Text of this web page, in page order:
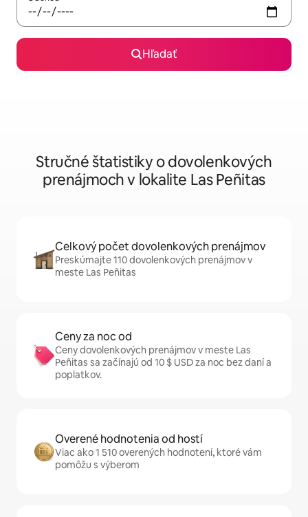
Hľadať
Stručné štatistiky o dovolenkových
prenájmoch v lokalite Las Peñitas
Celkový počet dovolenkových prenájmov
Preskúmajte 110 dovolenkových prenájmov v
meste Las Peñitas
Ceny za noc od
Ceny dovolenkových prenájmov v meste Las
Peñitas sa začínajú od 10 $ USD za noc bez daní a
poplatkov.
Overené hodnotenia od hostí
Viac ako 1 510 overených hodnotení, ktoré vám
pomôžu s výberom